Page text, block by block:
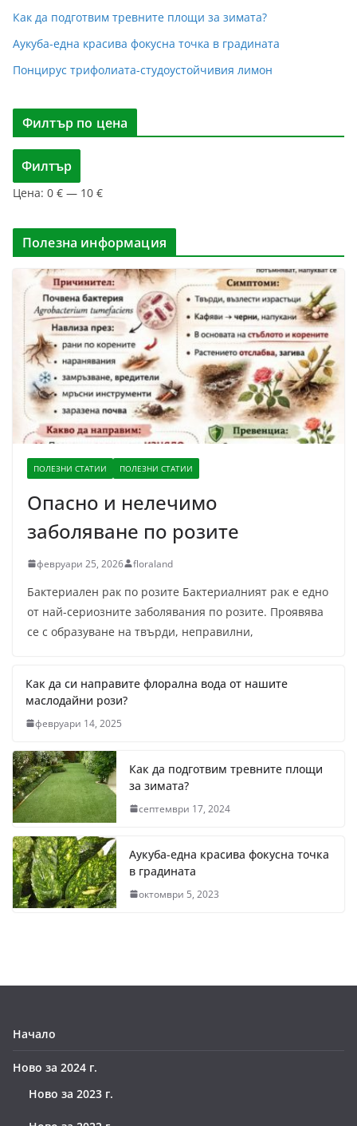
Как да подготвим тревните площи за зимата?
Аукуба-една красива фокусна точка в градината
Понцирус трифолиата-студоустойчивия лимон
Филтър по цена
и
н
а
а
к
м
Филтър
Цена: 0 € — 10 €
Полезна информация
ПОЛЕЗНИ СТАТИИ ПОЛЕЗНИ СТАТИИ
Опасно и нелечимо
заболяване по розите
февруари 25, 2026 floraland
Бактериален рак по розите Бактериалният рак е едно
от най-сериозните заболявания по розите. Проявява
се с образуване на твърди, неправилни,
Как да си направите флорална вода от нашите
маслодайни рози?
февруари 14, 2025
Как да подготвим тревните площи
за зимата?
септември 17, 2024
Аукуба-една красива фокусна точка
в градината
октомври 5, 2023
Начало
Ново за 2024 г.
Ново за 2023 г.